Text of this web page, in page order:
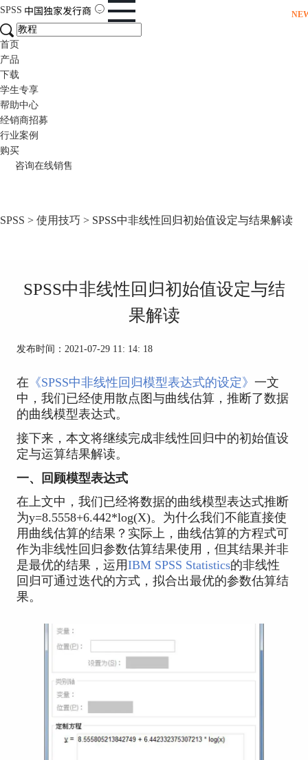
SPSS
首页
产品
下载
学生专享
帮助中心
经销商招募
行业案例
购买
咨询在线销售
SPSS > 使用技巧 > SPSS中非线性回归初始值设定与结果解读
SPSS中非线性回归初始值设定与结
果解读
发布时间：2021-07-29 11: 14: 18
在 《SPSS中非线性回归模型表达式的设定》 一文
中，我们已经使用散点图与曲线估算，推断了数据
的曲线模型表达式。
接下来，本文将继续完成非线性回归中的初始值设
定与运算结果解读。
一、回顾模型表达式
在上文中，我们已经将数据的曲线模型表达式推断
为y=8.5558+6.442*log(X)。为什么我们不能直接使
用曲线估算的结果？实际上，曲线估算的方程式可
作为非线性回归参数估算结果使用，但其结果并非
是最优的结果，运用IBM SPSS Statistics的非线性
回归可通过迭代的方式，拟合出最优的参数估算结
果。